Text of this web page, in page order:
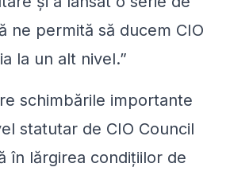
ne permită să ducem CIO
la un alt nivel.”
schimbările importante
statutar de CIO Council
în lărgirea condițiilor de